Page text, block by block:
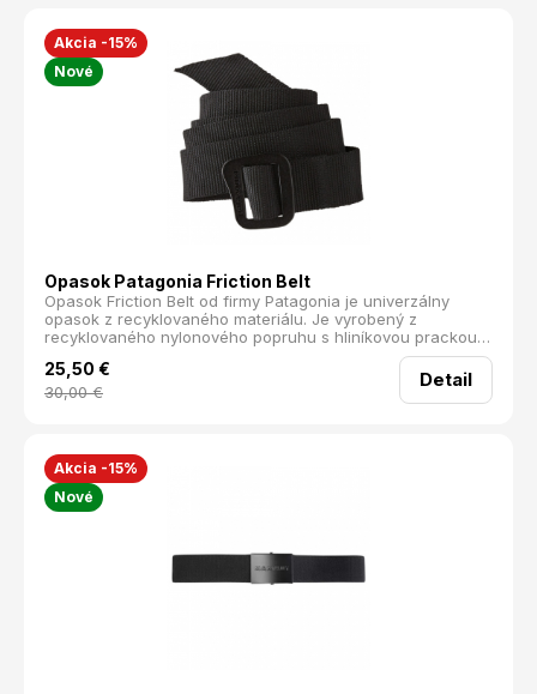
Akcia -15%
Nové
Opasok Patagonia Friction Belt
Opasok Friction Belt od firmy Patagonia je univerzálny
opasok z recyklovaného materiálu. Je vyrobený z
recyklovaného nylonového popruhu s hliníkovou prackou,
25,50 €
30,00€
Detail
Akcia -15%
Nové